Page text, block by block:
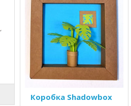
,
Коробка Shadowbox